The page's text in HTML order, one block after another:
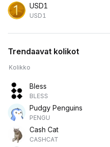
USD1
USD1
Trendaavat kolikot
Kolikko
Bless
BLESS
Pudgy Penguins
PENGU
Cash Cat
CASHCAT